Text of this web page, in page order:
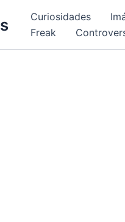
Curiosidades
Freak